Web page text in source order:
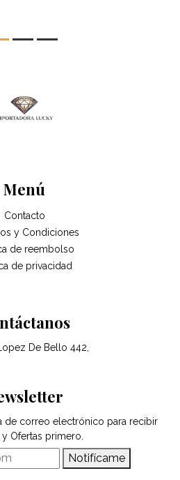
Menú
Contacto
y Condiciones
de reembolso
de privacidad
De Bello 442,
de correo electrónico para recibir
Ofertas primero.
Notifícame